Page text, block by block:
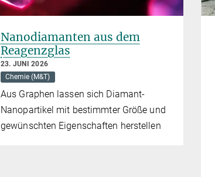
Nanodiamanten aus dem
Reagenzglas
23. JUNI 2026
Chemie (M&T)
Aus Graphen lassen sich Diamant-
Nanopartikel mit bestimmter Größe und
gewünschten Eigenschaften herstellen